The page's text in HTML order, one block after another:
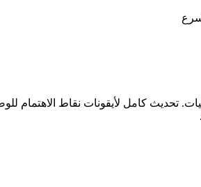
تحديث كامل لأيقونات نقاط الاهتمام